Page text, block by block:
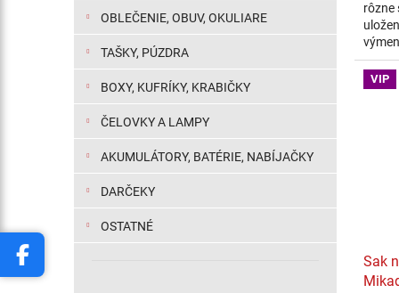
OBLEČENIE, OBUV, OKULIARE
TAŠKY, PÚZDRA
BOXY, KUFRÍKY, KRABIČKY
ČELOVKY A LAMPY
AKUMULÁTORY, BATÉRIE, NABÍJAČKY
DARČEKY
OSTATNÉ
rôzne
love
VIP
Sak